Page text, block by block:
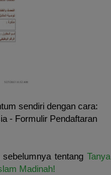
sendiri dengan cara:
- Formulir Pendaftaran
tentang Tanya
Madinah!